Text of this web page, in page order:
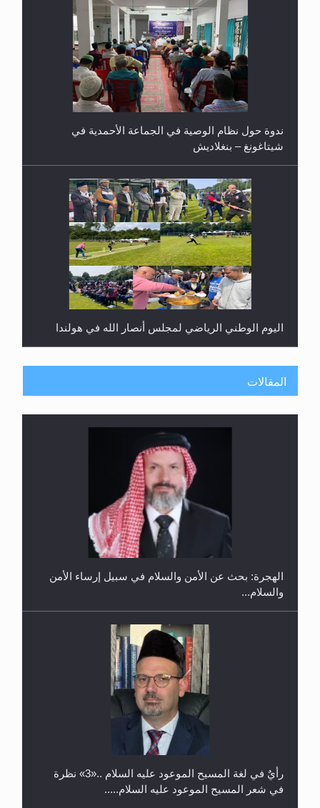
ندوة حول نظام الوصية في الجماعة الأحمدية في
شيتاغونغ – بنغلاديش
اليوم الوطني الرياضي لمجلس أنصار الله في هولندا
إتمام حفظ القرآن الكريم لثلاثة طلاب من مدرسة الحفظ
حفل توزيع الشهادات في الجامعة الأحمدية بنيجيريا لعام
المقالات
الهجرة: بحث عن الأمن والسلام في سبيل إرساء الأمن
والسلام...
في شعر المسيح الموعود عليه السلام.....